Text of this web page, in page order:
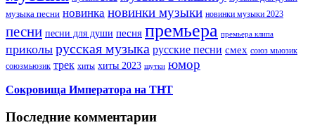
музыка песни новинка новинки музыки новинки музыки 2023
песни песни для души песня премьера премьера клипа
приколы русская музыка русские песни смех союз мьюзик
союзмьюзик трек хиты хиты 2023 шутки юмор
Сокровища Императора на ТНТ
Последние комментарии